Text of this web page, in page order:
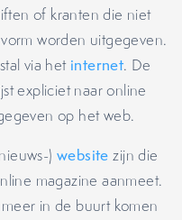
of kranten die niet
worden uitgegeven.
via het internet. De
expliciet naar online
op het web.
)website zijn die
magazine aanmeet.
in de buurt komen